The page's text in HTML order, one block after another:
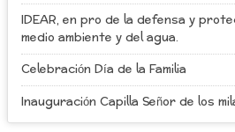
IDEAR, en pro de la defensa y
medio ambiente y del agua.
Celebración Día de la Familia
Inauguración Capilla Señor de los